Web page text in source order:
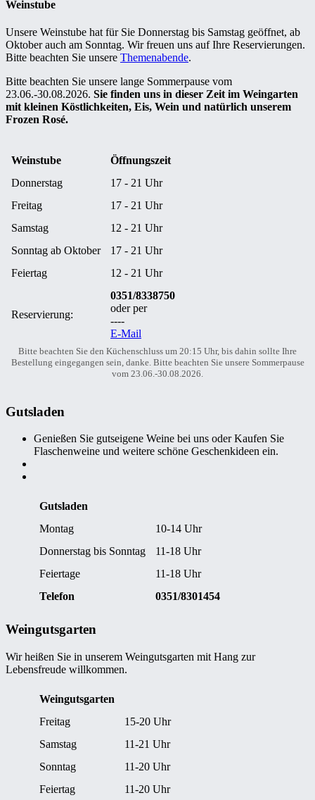
Weinstube
Unsere Weinstube hat für Sie Donnerstag bis Samstag geöffnet, ab
Oktober auch am Sonntag. Wir freuen uns auf Ihre Reservierungen.
Bitte beachten Sie unsere Themenabende.
Bitte beachten Sie unsere lange Sommerpause vom
23.06.-30.08.2026. Sie finden uns in dieser Zeit im Weingarten
mit kleinen Köstlichkeiten, Eis, Wein und natürlich unserem
Frozen Rosé.
Weinstube
Öffnungszeit
Donnerstag
17 - 21 Uhr
Freitag
17 - 21 Uhr
Samstag
12 - 21 Uhr
Sonntag ab Oktober
17 - 21 Uhr
Feiertag
12 - 21 Uhr
Reservierung:
0351/8338750
oder per
----
E-Mail
Bitte beachten Sie den Küchenschluss um 20:15 Uhr, bis dahin sollte Ihre
Bestellung eingegangen sein, danke. Bitte beachten Sie unsere Sommerpause
vom 23.06.-30.08.2026.
Gutsladen
Genießen Sie gutseigene Weine bei uns oder Kaufen Sie
Flaschenweine und weitere schöne Geschenkideen ein.
Gutsladen
Montag
10-14 Uhr
Donnerstag bis Sonntag
11-18 Uhr
Feiertage
11-18 Uhr
Telefon
0351/8301454
Weingutsgarten
Wir heißen Sie in unserem Weingutsgarten mit Hang zur
Lebensfreude willkommen.
Weingutsgarten
Freitag
15-20 Uhr
Samstag
11-21 Uhr
Sonntag
11-20 Uhr
Feiertag
11-20 Uhr